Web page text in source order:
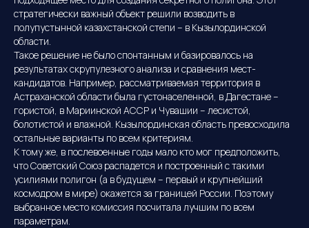
стратегически важный объект решили возводить в
полупустынной казахстанской степи – в Кызылординской
области.
Такое решение не было спонтанным и базировалось на
результатах скрупулезного анализа и сравнения мест-
кандидатов. Например, рассматриваемая территория в
Астраханской области была густонаселенной, в Дагестане –
гористой, в Мариинской АССР и Чувашии – лесистой,
болотистой и влажной. Кызылординская область превосходила
остальные варианты по всем критериям.
К тому же, в послевоенные годы мало кто мог предположить,
что Советский Союз распадется и построенный с такими
усилиями полигон (а в будущем – первый и крупнейший
космодром в мире) окажется за границей России. Поэтому
выбранное место комиссия посчитала лучшим по всем
параметрам.